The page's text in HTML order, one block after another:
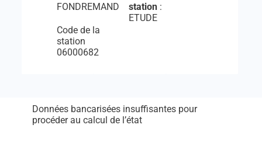
FONDREMAND
Code de la
station
06000682
station :
ETUDE
Données bancarisées insuffisantes pour
procéder au calcul de l’état